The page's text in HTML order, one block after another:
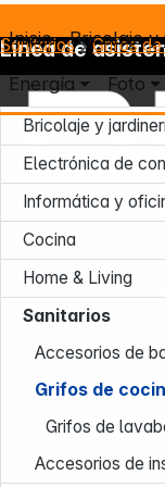
Inicio Bricolaje y
Energía Foto
Sanitarios Grifos
Bricolaje y
Electrónica de
Informática y
Cocina
Home & Living
Sanitarios
Accesorios de
Grifos de
Grifos de
Accesorios de
Línea de
Lun – Jue: 7:30 –
Vie: 7:30 – 13:30
Tel.: +49 931
E-mail: